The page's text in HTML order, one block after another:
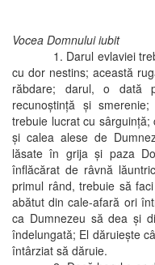
Vocea Domnului iubit
1. Darul evlaviei
cu dor nestins; această
răbdare; darul, o dată
recunoştinţă şi
trebuie lucrat cu
şi calea alese de
lăsate în grija şi paza
înflăcărat de râvnă
primul rând, trebuie să
abătut din cale-afară ori
ca Dumnezeu să dea şi
îndelungată; El dăruieşte
întârziat să dăruie.